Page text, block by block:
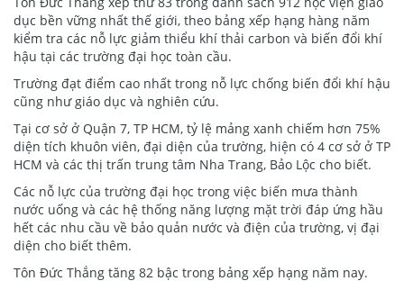
dục bền vững nhất thế giới, theo bảng xếp hạng hàng năm
kiểm tra các nỗ lực giảm thiểu khí thải carbon và biến đổi khí
hậu tại các trường đại học toàn cầu.
Trường đạt điểm cao nhất trong nỗ lực chống biến đổi khí hậu
cũng như giáo dục và nghiên cứu.
Tại cơ sở ở Quận 7, TP HCM, tỷ lệ mảng xanh chiếm hơn 75%
diện tích khuôn viên, đại diện của trường, hiện có 4 cơ sở ở TP
HCM và các thị trấn trung tâm Nha Trang, Bảo Lộc cho biết.
Các nỗ lực của trường đại học trong việc biến mưa thành
nước uống và các hệ thống năng lượng mặt trời đáp ứng hầu
hết các nhu cầu về bảo quản nước và điện của trường, vị đại
diện cho biết thêm.
Tôn Đức Thắng tăng 82 bậc trong bảng xếp hạng năm nay.